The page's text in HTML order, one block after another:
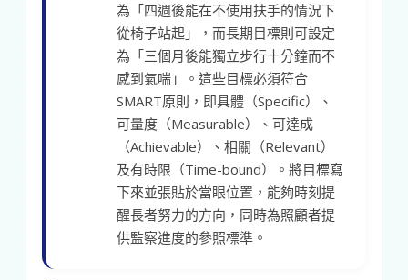
為「四週後能在不使用扶手的情況下
從椅子站起」，而長期目標則可設定
為「三個月後能獨立步行十分鐘而不
感到氣喘」。這些目標必須符合
SMART原則，即具體（Specific）、
可量度（Measurable）、可達成
（Achievable）、相關（Relevant）
及有時限（Time-bound）。將目標寫
下來並張貼於當眼位置，能夠時刻提
醒長者努力的方向，同時為照顧者提
供監察進度的參照標準。